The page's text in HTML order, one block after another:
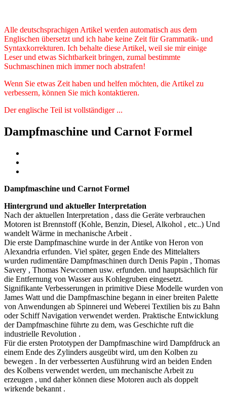
Alle deutschsprachigen Artikel werden automatisch aus dem
Englischen übersetzt und ich habe keine Zeit für Grammatik- und
Syntaxkorrekturen. Ich behalte diese Artikel, weil sie mir einige
Leser und etwas Sichtbarkeit bringen, zumal bestimmte
Suchmaschinen mich immer noch abstrafen!
Wenn Sie etwas Zeit haben und helfen möchten, die Artikel zu
verbessern, können Sie mich kontaktieren.
Der englische Teil ist vollständiger ...
Dampfmaschine und Carnot Formel
Dampfmaschine und Carnot Formel
Hintergrund und aktueller Interpretation
Nach der aktuellen Interpretation , dass die Geräte verbrauchen
Motoren ist Brennstoff (Kohle, Benzin, Diesel, Alkohol , etc..) Und
wandelt Wärme in mechanische Arbeit .
Die erste Dampfmaschine wurde in der Antike von Heron von
Alexandria erfunden. Viel später, gegen Ende des Mittelalters
wurden rudimentäre Dampfmaschinen durch Denis Papin , Thomas
Savery , Thomas Newcomen usw. erfunden. und hauptsächlich für
die Entfernung von Wasser aus Kohlegruben eingesetzt.
Signifikante Verbesserungen in primitive Diese Modelle wurden von
James Watt und die Dampfmaschine begann in einer breiten Palette
von Anwendungen ab Spinnerei und Weberei Textilien bis zu Bahn
oder Schiff Navigation verwendet werden. Praktische Entwicklung
der Dampfmaschine führte zu dem, was Geschichte ruft die
industrielle Revolution .
Für die ersten Prototypen der Dampfmaschine wird Dampfdruck an
einem Ende des Zylinders ausgeübt wird, um den Kolben zu
bewegen . In der verbesserten Ausführung wird an beiden Enden
des Kolbens verwendet werden, um mechanische Arbeit zu
erzeugen , und daher können diese Motoren auch als doppelt
wirkende bekannt .